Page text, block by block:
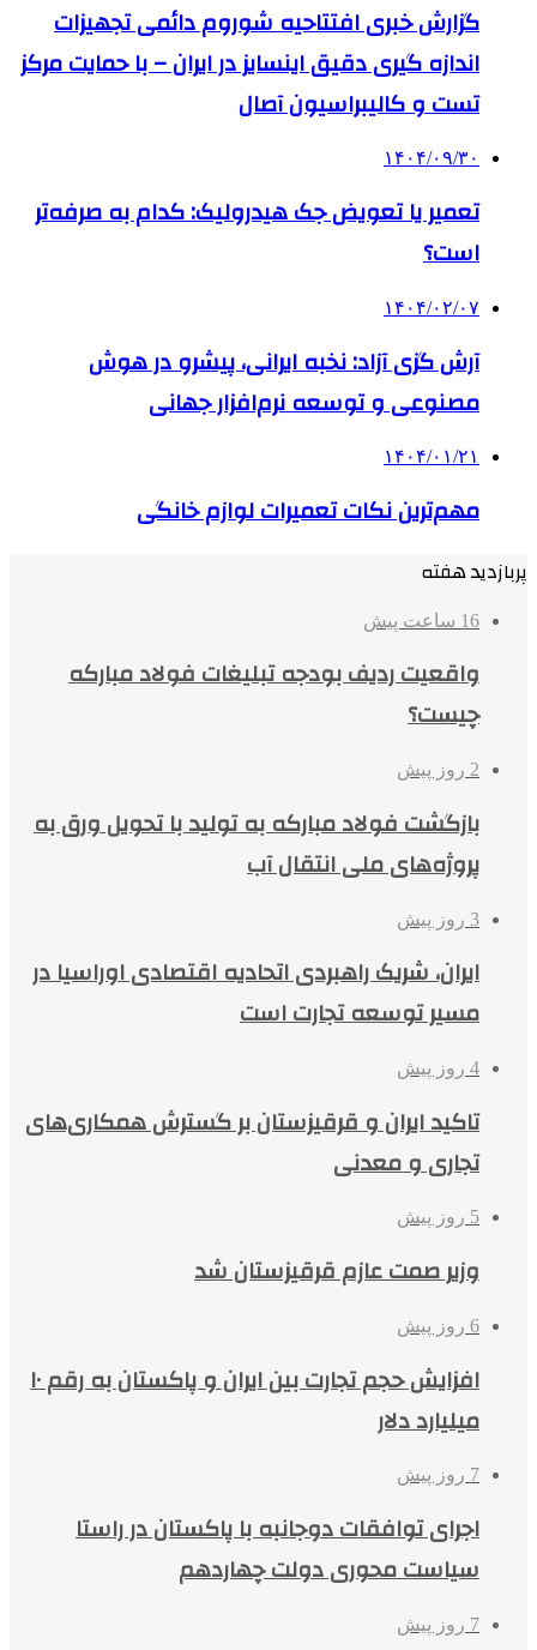
گزارش خبری افتتاحیه شوروم دائمی تجهیزات
اندازه گیری دقیق اینسایز در ایران – با حمایت مرکز
تست و کالیبراسیون آصال
۱۴۰۴/۰۹/۳۰
تعمیر یا تعویض جک هیدرولیک: کدام به صرفه‌تر
است؟
۱۴۰۴/۰۲/۰۷
آرش گزی آزاد: نخبه ایرانی، پیشرو در هوش
مصنوعی و توسعه نرم‌افزار جهانی
۱۴۰۴/۰۱/۲۱
مهم‌ترین نکات تعمیرات لوازم خانگی
پربازدید هفته
16 ساعت پیش
واقعیت ردیف بودجه تبلیغات فولاد مبارکه
چیست؟
2 روز پیش
بازگشت فولاد مبارکه به تولید با تحویل ورق به
پروژه‌های ملی انتقال آب
3 روز پیش
ایران، شریک راهبردی اتحادیه اقتصادی اوراسیا در
مسیر توسعه تجارت است
4 روز پیش
تاکید ایران و قرقیزستان بر گسترش همکاری‌های
تجاری و معدنی
5 روز پیش
وزیر صمت عازم قرقیزستان شد
6 روز پیش
افزایش حجم تجارت بین ایران و پاکستان به رقم ۱۰
میلیارد دلار
7 روز پیش
اجرای توافقات دوجانبه با پاکستان در راستا
سیاست محوری دولت چهاردهم
7 روز پیش